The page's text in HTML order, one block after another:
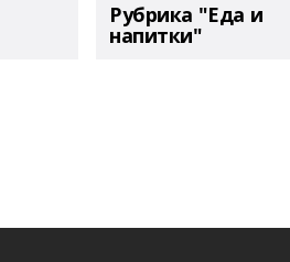
Рубрика "Еда и
напитки"